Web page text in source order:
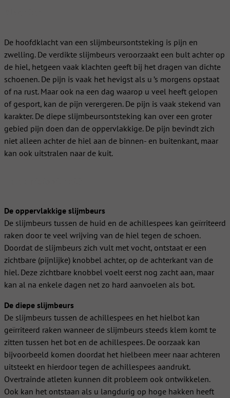
De hoofdklacht van een slijmbeursontsteking is pijn en
zwelling. De verdikte slijmbeurs veroorzaakt een bult achter op
de hiel, hetgeen vaak klachten geeft bij het dragen van dichte
schoenen. De pijn is vaak het hevigst als u ’s morgens opstaat
of na rust. Maar ook na een dag waarop u veel heeft gelopen
of gesport, kan de pijn verergeren. De pijn is vaak stekend van
karakter. De diepe slijmbeursontsteking kan over een groter
gebied pijn doen dan de oppervlakkige. De pijn bevindt zich
niet alleen achter de hiel aan de binnen- en buitenkant, maar
kan ook uitstralen naar de kuit.
De oppervlakkige slijmbeurs
De slijmbeurs tussen de huid en de achillespees kan geïrriteerd
raken door te veel wrijving van de hiel tegen de schoen.
Doordat de slijmbeurs zich vult met vocht, ontstaat er een
zichtbare (pijnlijke) knobbel achter, op de achterkant van de
hiel. Deze zichtbare knobbel voelt eerst nog zacht aan, maar
kan al na enkele dagen net zo hard aanvoelen als bot.
De diepe slijmbeurs
De slijmbeurs tussen de achillespees en het hielbot kan
geïrriteerd raken wanneer de slijmbeurs steeds klem komt te
zitten tussen het bot en de achillespees. De oorzaak kan
bijvoorbeeld komen doordat het hielbeen meer naar achteren
uitsteekt en hierdoor tegen de achillespees aandrukt.
Overtrainde atleten kunnen dit probleem ook ontwikkelen.
Ook kan het ontstaan als u langdurig op hoge hakken heeft